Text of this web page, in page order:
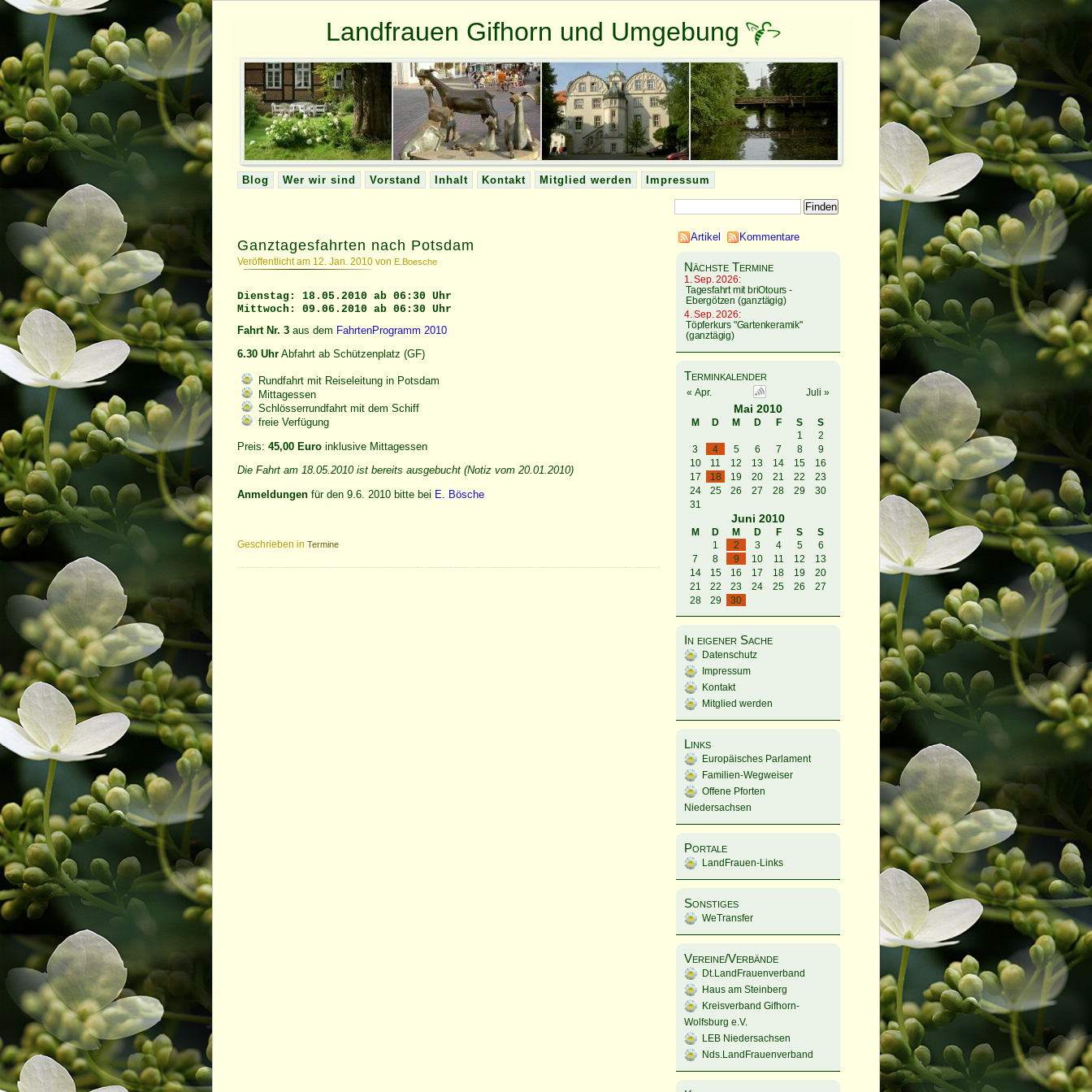
Landfrauen Gifhorn und Umgebung
Blog Wer wir sind Vorstand Inhalt Kontakt Mitglied werden Impressum
Ganztagesfahrten nach Potsdam
Veröffentlicht am 12. Jan. 2010 von E.Boesche
Dienstag: 18.05.2010 ab 06:30 Uhr
Mittwoch: 09.06.2010 ab 06:30 Uhr
Fahrt Nr. 3 aus dem FahrtenProgramm 2010
6.30 Uhr Abfahrt ab Schützenplatz (GF)
Rundfahrt mit Reiseleitung in Potsdam
Mittagessen
Schlösserrundfahrt mit dem Schiff
freie Verfügung
Preis: 45,00 Euro inklusive Mittagessen
Die Fahrt am 18.05.2010 ist bereits ausgebucht (Notiz vom 20.01.2010)
Anmeldungen für den 9.6. 2010 bitte bei E. Bösche
Geschrieben in Termine
Artikel Kommentare
Nächste Termine
1. Sep. 2026:
Tagesfahrt mit briOtours -
Ebergötzen (ganztägig)
4. Sep. 2026:
Töpferkurs "Gartenkeramik"
(ganztägig)
Terminkalender
« Apr. Juli »
Mai 2010
M D M D F S
S
1
2
3
4 5 6 7 8
9
10
11 12 13 14 15
16
17
18 19 20 21 22
23
24
25 26 27 28 29
30
31
Juni 2010
M D M D F S
S
1
2 3 4 5
6
7
8 9 10 11 12
13
14
15 16 17 18 19
20
21
22 23 24 25 26
27
28
29 30
In eigener Sache
Datenschutz
Impressum
Kontakt
Mitglied werden
Links
Europäisches Parlament
Familien-Wegweiser
Offene Pforten
Niedersachsen
Portale
LandFrauen-Links
Sonstiges
WeTransfer
Vereine/Verbände
Dt.LandFrauenverband
Haus am Steinberg
Kreisverband Gifhorn-
Wolfsburg e.V.
LEB Niedersachsen
Nds.LandFrauenverband